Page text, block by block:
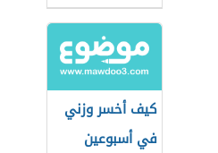
كيف أخسر وزني
في أسبوعين